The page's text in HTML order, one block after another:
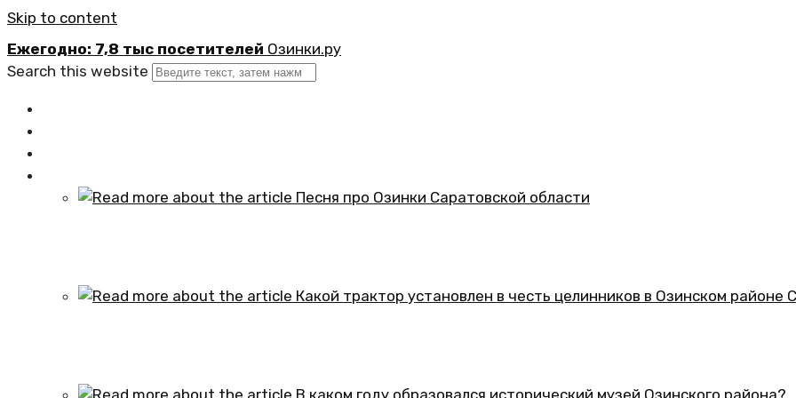
Skip to content
Ежегодно: 7,8 тыс посетителей Озинки.ру
Search this website